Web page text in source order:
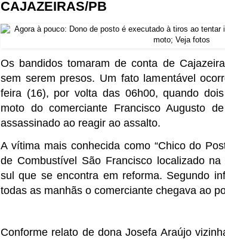
CAJAZEIRAS/PB
Os bandidos tomaram de conta de
sem serem presos. Um fato lamentável
feira (16), por volta das 06h00, quando
moto do comerciante Francisco Augusto
assassinado ao reagir ao assalto.
A vítima mais conhecida como “Chico do
de Combustível São Francisco localizado
sul que se encontra em reforma. Segundo
todas as manhãs o comerciante chegava ao
Conforme relato de dona Josefa Araújo